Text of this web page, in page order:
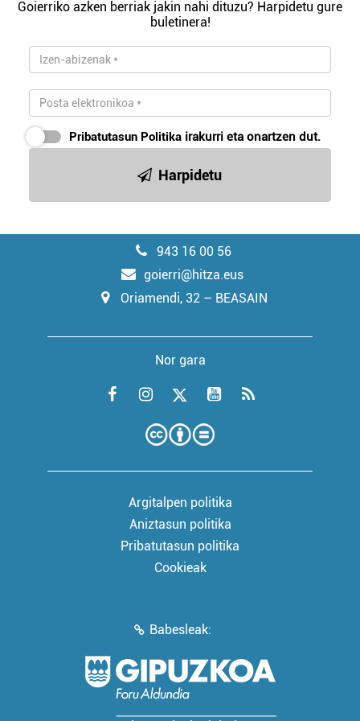
Goierriko azken berriak jakin nahi dituzu? Harpidetu gure
buletinera!
Pribatutasun Politika irakurri eta onartzen dut.
Harpidetu
943 16 00 56
goierri@hitza.eus
Oriamendi, 32 – BEASAIN
Nor gara
Argitalpen politika
Aniztasun politika
Pribatutasun politika
Cookieak
Babesleak: